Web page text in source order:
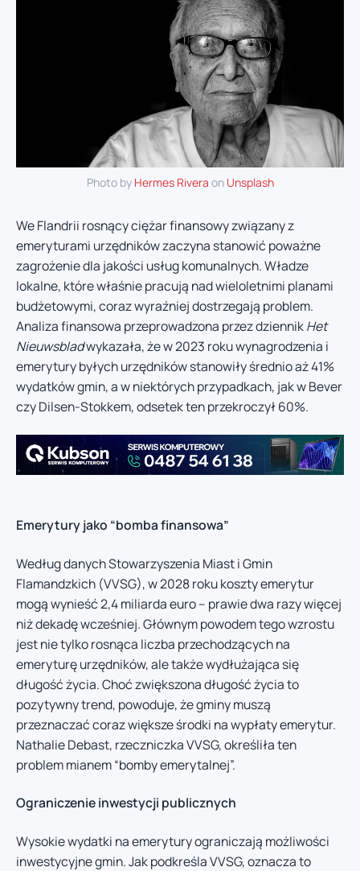
Photo by Hermes Rivera on Unsplash
We Flandrii rosnący ciężar finansowy związany z
emeryturami urzędników zaczyna stanowić poważne
zagrożenie dla jakości usług komunalnych. Władze
lokalne, które właśnie pracują nad wieloletnimi planami
budżetowymi, coraz wyraźniej dostrzegają problem.
Analiza finansowa przeprowadzona przez dziennikHet
Nieuwsbladwykazała, że w 2023 roku wynagrodzenia i
emerytury byłych urzędników stanowiły średnio aż 41%
wydatków gmin, a w niektórych przypadkach, jak w Bever
czy Dilsen-Stokkem, odsetek ten przekroczył 60%.
Emerytury jako “bomba finansowa”
Według danych Stowarzyszenia Miast i Gmin
Flamandzkich (VVSG), w 2028 roku koszty emerytur
mogą wynieść 2,4 miliarda euro – prawie dwa razy więcej
niż dekadę wcześniej. Głównym powodem tego wzrostu
jest nie tylko rosnąca liczba przechodzących na
emeryturę urzędników, ale także wydłużająca się
długość życia. Choć zwiększona długość życia to
pozytywny trend, powoduje, że gminy muszą
przeznaczać coraz większe środki na wypłaty emerytur.
Nathalie Debast, rzeczniczka VVSG, określiła ten
problem mianem “bomby emerytalnej”.
Ograniczenie inwestycji publicznych
Wysokie wydatki na emerytury ograniczają możliwości
inwestycyjne gmin. Jak podkreśla VVSG, oznacza to